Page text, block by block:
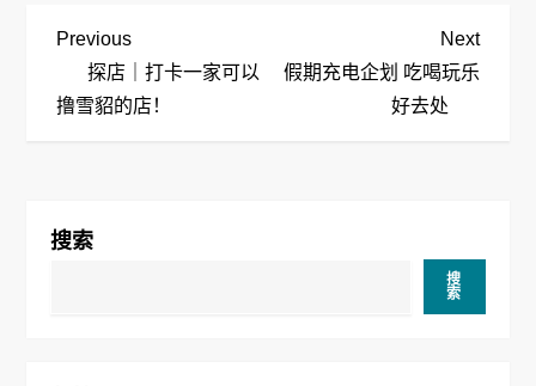
文
章
Previous
Post
Previous
探店｜打卡一家可以
撸雪貂的店！
Next
Post
Next
假期充电企划 吃喝玩乐
好去处
搜索
搜
索